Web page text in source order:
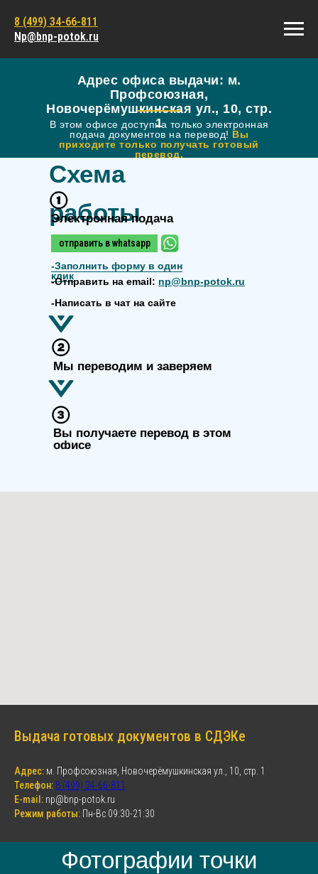
8 (499) 34-66-811
Np@bnp-potok.ru
Адрес офиса выдачи: м.
Профсоюзная,
Новочерёмушкинская ул., 10, стр.
1
В этом офисе доступна только электронная
подача документов на перевод! Вы
приходите только получать готовый
перевод.
отправить в whatsapp
Схема
работы
Электронная подача
Мы переводим и заверяем
Вы получаете перевод в этом
офисе
-Заполнить форму в один
клик
-Отправить на email: np@bnp-potok.ru
-Написать в чат на сайте
Выдача готовых документов в СДЭКе
Адрес: м. Профсоюзная, Новочерёмушкинская ул., 10, стр. 1
Телефон: 8 (499) 34-66-811
E-mail: np@bnp-potok.ru
Режим работы: Пн-Вс 09:30-21:30
Фотографии точки